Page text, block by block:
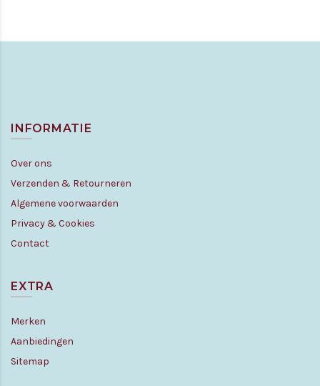
INFORMATIE
Over ons
Verzenden & Retourneren
Algemene voorwaarden
Privacy & Cookies
Contact
EXTRA
Merken
Aanbiedingen
Sitemap